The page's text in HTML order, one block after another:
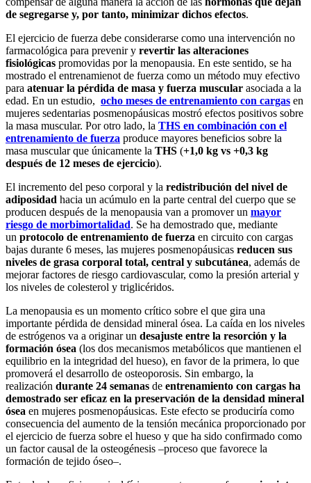
de segregarse y, por tanto, minimizar dichos efectos.
El ejercicio de fuerza debe considerarse como una intervención no
farmacológica para prevenir y revertir las alteraciones
fisiológicas promovidas por la menopausia. En este sentido, se ha
mostrado el entrenamienot de fuerza como un método muy efectivo
para atenuar la pérdida de masa y fuerza muscular asociada a la
edad. En un estudio, ocho meses de entrenamiento con cargas en
mujeres sedentarias posmenopáusicas mostró efectos positivos sobre
la masa muscular. Por otro lado, la THS en combinación con el
entrenamiento de fuerza produce mayores beneficios sobre la
masa muscular que únicamente la THS (+1,0 kg vs +0,3 kg
después de 12 meses de ejercicio).
El incremento del peso corporal y la redistribución del nivel de
adiposidad hacia un acúmulo en la parte central del cuerpo que se
producen después de la menopausia van a promover un mayor
riesgo de morbimortalidad. Se ha demostrado que, mediante
un protocolo de entrenamiento de fuerza en circuito con cargas
bajas durante 6 meses, las mujeres posmenopáusicas reducen sus
niveles de grasa corporal total, central y subcutánea, además de
mejorar factores de riesgo cardiovascular, como la presión arterial y
los niveles de colesterol y triglicéridos.
La menopausia es un momento crítico sobre el que gira una
importante pérdida de densidad mineral ósea. La caída en los niveles
de estrógenos va a originar un desajuste entre la resorción y la
formación ósea (los dos mecanismos metabólicos que mantienen el
equilibrio en la integridad del hueso), en favor de la primera, lo que
promoverá el desarrollo de osteoporosis. Sin embargo, la
realización durante 24 semanas de entrenamiento con cargas ha
demostrado ser eficaz en la preservación de la densidad mineral
ósea en mujeres posmenopáusicas. Este efecto se produciría como
consecuencia del aumento de la tensión mecánica proporcionado por
el ejercicio de fuerza sobre el hueso y que ha sido confirmado como
un factor causal de la osteogénesis –proceso que favorece la
formación de tejido óseo–.